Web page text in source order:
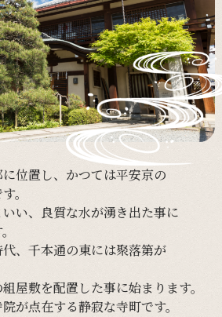
位置し、 かつては平安京の
。
いい、 良質な水が湧き出た事に
、 千本通の東には聚落第が
組屋敷を配置した事に始まります。
が点在する静寂な寺町です。